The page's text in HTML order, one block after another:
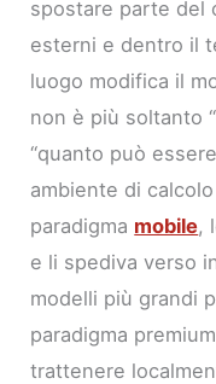
spostare parte del
esterni e dentro il
luogo modifica il
non è più soltanto
“quanto può
ambiente di
paradigma mobile,
e li spediva verso
modelli più grandi
paradigma
trattenere